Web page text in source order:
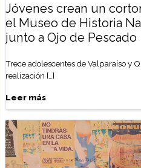
Jóvenes crean un
el Museo de Historia
junto a Ojo de Pescado
Trece adolescentes de Valparaíso y
realización […]
Leer más